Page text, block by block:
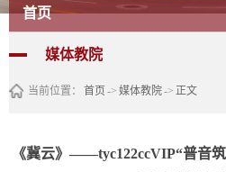
首页
媒体教院
当前位置： 首页 -> 媒体教院-> 正文
《冀云》——tyc122ccVIP“普音